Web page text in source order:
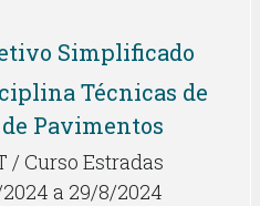
Simplificado
Técnicas de
Pavimentos
/ Curso Estradas
a 29/8/2024